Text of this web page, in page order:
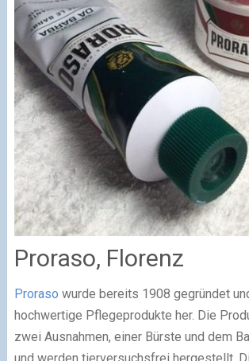
Proraso, Florenz
Proraso wurde bereits 1908 gegründet
hochwertige Pflegeprodukte her. Die
zwei Ausnahmen, einer Bürste und dem